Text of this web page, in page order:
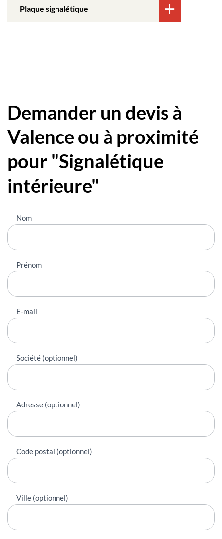
Plaque signalétique
Demander un devis à
Valence ou à proximité
pour "Signalétique
intérieure"
Nous
contacter
Nom
Prénom
E-mail
Société (optionnel)
Adresse (optionnel)
Code postal (optionnel)
Ville (optionnel)